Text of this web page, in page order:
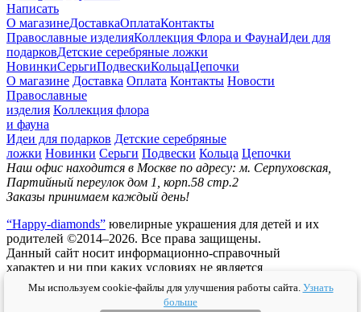
Написать
О магазинеДоставкаОплатаКонтакты
Православные изделияКоллекция Флора и ФаунаИдеи для
подарковДетские серебряные ложки
НовинкиСерьгиПодвескиКольцаЦепочки
О магазине Доставка Оплата Контакты Новости
Православные
изделия Коллекция флора
и фауна
Идеи для подарков Детские серебряные
ложки Новинки Серьги Подвески Кольца Цепочки
Наш офис находится в Москве по адресу: м. Серпуховская,
Партийный переулок дом 1, корп.58 стр.2
Заказы принимаем каждый день!
“Happy-diamonds” ювелирные украшения для детей и их
родителей ©2014–2026. Все права защищены.
Данный сайт носит информационно-справочный
характер и ни при каких условиях не является
публичной офертой.
Политика конфидециальности Публичная оферта
Мы используем cookie-файлы для улучшения работы сайта. Узнать
больше